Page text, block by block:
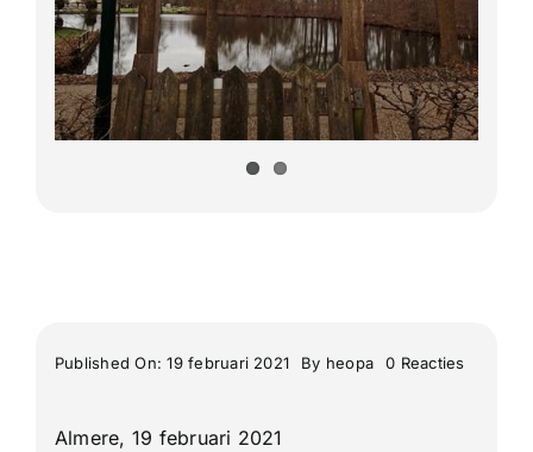
Buitenlandse Wandelingen
Recente Wandelingen
Published On: 19 februari 2021 By heopa 0 Reactieson
Almere, 19 februari 2021